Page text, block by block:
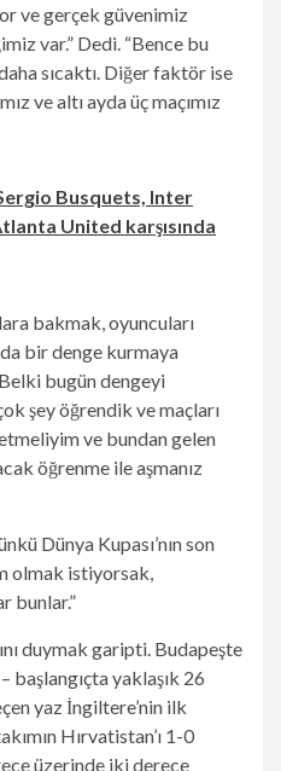
ve gerçek güvenimiz
var.” Dedi. “Bence bu
sıcaktı. Diğer faktör ise
ve altı ayda üç maçımız
Busquets, Inter
United karşısında
bakmak, oyuncuları
bir denge kurmaya
bugün dengeyi
şey öğrendik ve maçları
ve bundan gelen
öğrenme ile aşmanız
Dünya Kupası’nın son
olmak istiyorsak,
bunlar.”
duymak garipti. Budapeşte
başlangıçta yaklaşık 26
yaz İngiltere’nin ilk
Hırvatistan’ı 1-0
üzerinde iki derece